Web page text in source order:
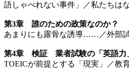
語しゃべれない事件」／私たちは
第3章 誰のための政策なのか？
あまりにも露骨な誘導……／外部試
第4章 検証 業者試験の「英語力
TOEICが前提とする「現実」／教